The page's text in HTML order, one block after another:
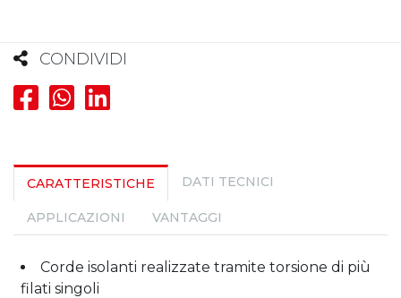
CONDIVIDI
CARATTERISTICHE DATI TECNICI
APPLICAZIONI VANTAGGI
Corde isolanti realizzate tramite torsione di più
filati singoli